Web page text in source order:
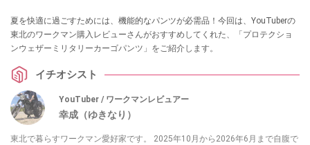
夏を快適に過ごすためには、機能的なパンツが必需品！今回は、YouTuberの
東北のワークマン購入レビューさんがおすすめしてくれた、「プロテクショ
ンウェザーミリタリーカーゴパンツ」をご紹介します。
イチオシスト
YouTuber / ワークマンレビュアー
幸成（ゆきなり）
東北で暮らすワークマン愛好家です。 2025年10月から2026年6月まで自腹で